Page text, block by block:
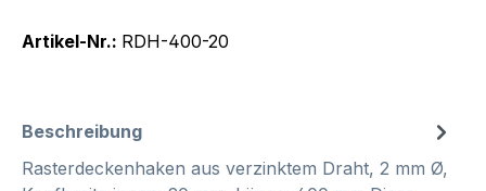
Artikel-Nr.: RDH-400-20
Beschreibung
Rasterdeckenhaken aus verzinktem Draht, 2 mm Ø,